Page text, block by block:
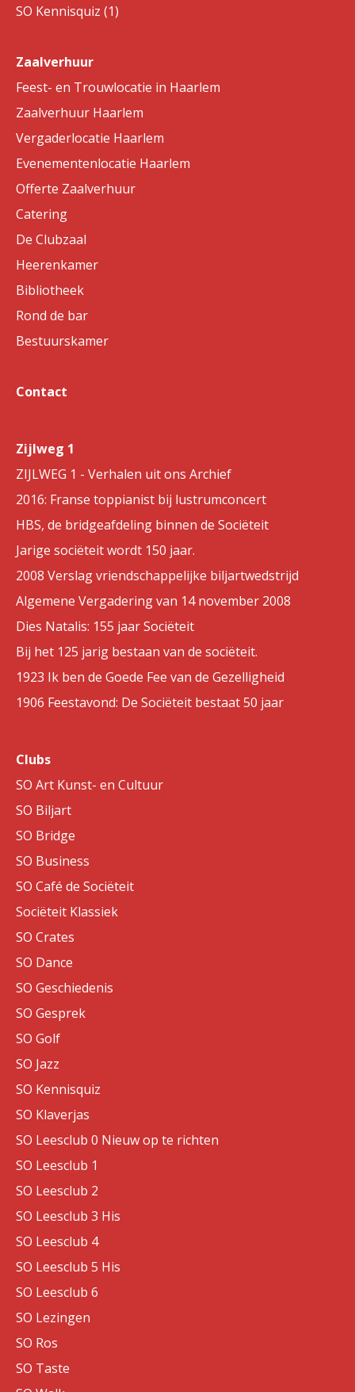
SO Kennisquiz (1)
Zaalverhuur
Feest- en Trouwlocatie in Haarlem
Zaalverhuur Haarlem
Vergaderlocatie Haarlem
Evenementenlocatie Haarlem
Offerte Zaalverhuur
Catering
De Clubzaal
Heerenkamer
Bibliotheek
Rond de bar
Bestuurskamer
Contact
Zijlweg 1
ZIJLWEG 1 - Verhalen uit ons Archief
2016: Franse toppianist bij lustrumconcert
HBS, de bridgeafdeling binnen de Sociëteit
Jarige sociëteit wordt 150 jaar.
2008 Verslag vriendschappelijke biljartwedstrijd
Algemene Vergadering van 14 november 2008
Dies Natalis: 155 jaar Sociëteit
Bij het 125 jarig bestaan van de sociëteit.
1923 Ik ben de Goede Fee van de Gezelligheid
1906 Feestavond: De Sociëteit bestaat 50 jaar
Clubs
SO Art Kunst- en Cultuur
SO Biljart
SO Bridge
SO Business
SO Café de Sociëteit
Sociëteit Klassiek
SO Crates
SO Dance
SO Geschiedenis
SO Gesprek
SO Golf
SO Jazz
SO Kennisquiz
SO Klaverjas
SO Leesclub 0 Nieuw op te richten
SO Leesclub 1
SO Leesclub 2
SO Leesclub 3 His
SO Leesclub 4
SO Leesclub 5 His
SO Leesclub 6
SO Lezingen
SO Ros
SO Taste